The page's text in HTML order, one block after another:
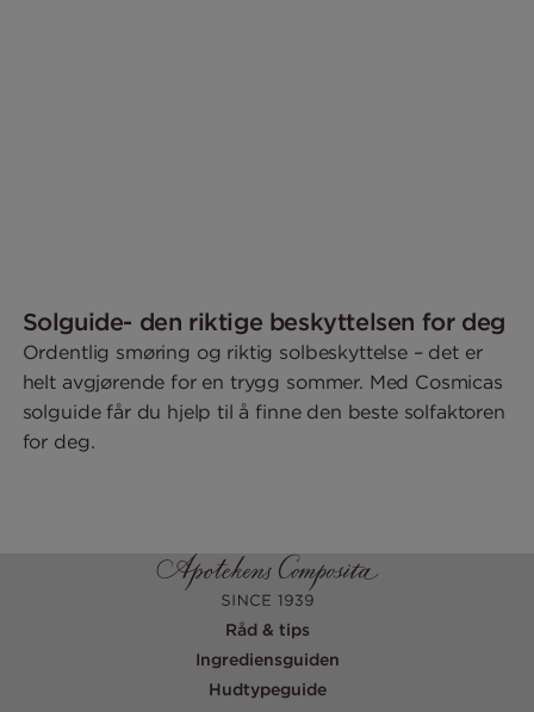
Solguide- den riktige beskyttelsen for deg
Ordentlig smøring og riktig solbeskyttelse – det er
helt avgjørende for en trygg sommer. Med Cosmicas
solguide får du hjelp til å finne den beste solfaktoren
for deg.
Råd & tips
Ingrediensguiden
Hudtypeguide